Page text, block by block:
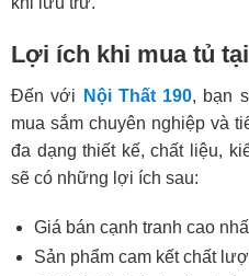
Lợi ích khi mua tủ
Đến với Nội Thất 190, bạn
mua sắm chuyên nghiệp và
đa dạng thiết kế, chất liệu,
sẽ có những lợi ích sau:
Giá bán cạnh tranh cao
Sản phẩm cam kết chất